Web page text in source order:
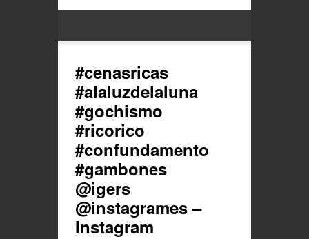
#cenasricas
#alaluzdelaluna
#gochismo
#ricorico
#confundamento
#gambones
@igers
@instagrames –
Instagram